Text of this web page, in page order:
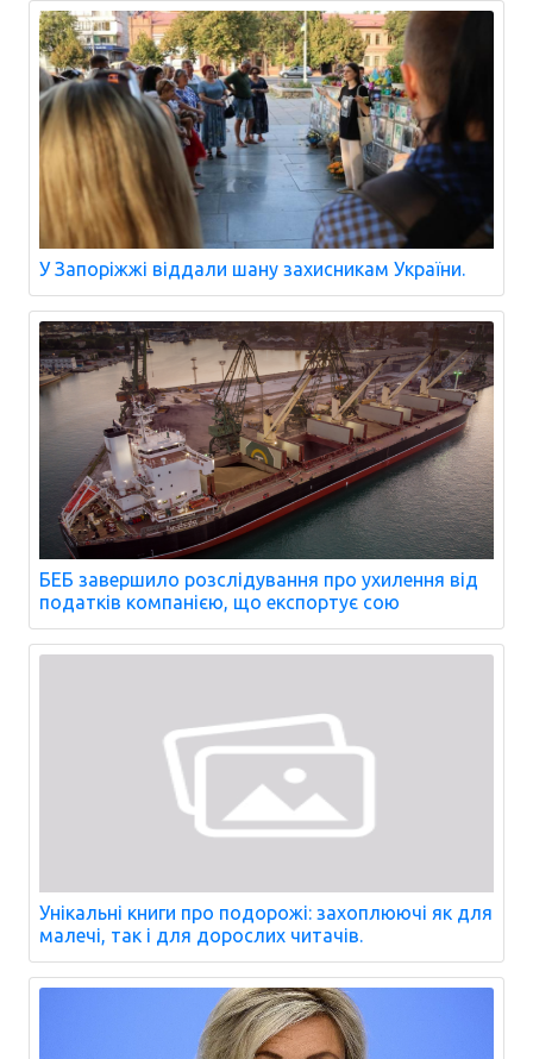
У Запоріжжі віддали шану захисникам України.
БЕБ завершило розслідування про ухилення від
податків компанією, що експортує сою
Унікальні книги про подорожі: захоплюючі як для
малечі, так і для дорослих читачів.